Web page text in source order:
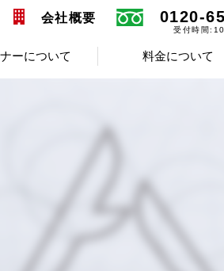
会社概要 0120-
受付時間
ーについて 料金について